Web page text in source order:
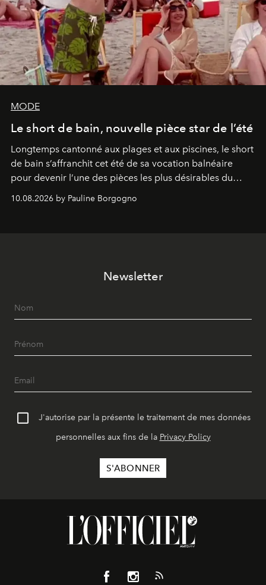
MODE
Le short de bain, nouvelle pièce star de l’été
Longtemps cantonné aux plages et aux piscines, le short
de bain s’affranchit cet été de sa vocation balnéaire
pour devenir l’une des pièces les plus désirables du
10.08.2026 by Pauline Borgogno
Newsletter
J'autorise par la présente le traitement de mes données
personnelles aux fins de la Privacy Policy